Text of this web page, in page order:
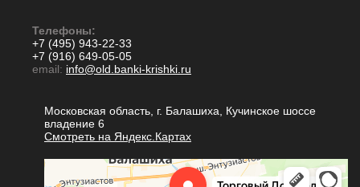
Телефоны:
+7 (495) 943-22-33
+7 (916) 649-05-05
email: info@old.banki-krishki.ru
Московская область, г. Балашиха, Кучинское шоссе
владение 6
Смотреть на Яндекс.Картах